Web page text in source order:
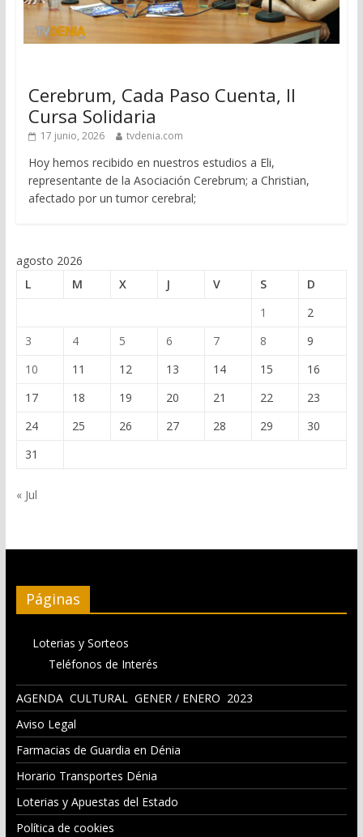
Cerebrum, Cada Paso Cuenta, II
Cursa Solidaria
17 junio, 2026 tvdenia.com
Hoy hemos recibido en nuestros estudios a Eli,
representante de la Asociación Cerebrum; a Christian,
afectado por un tumor cerebral;
agosto 2026
L
M X J V S
D
1
2
3
4 5 6 7 8
9
10
11 12 13 14 15
16
17
18 19 20 21 22
23
24
25 26 27 28 29
30
31
« Jul
Páginas
Loterias y Sorteos
Teléfonos de Interés
AGENDA CULTURAL GENER / ENERO 2023
Aviso Legal
Farmacias de Guardia en Dénia
Horario Transportes Dénia
Loterias y Apuestas del Estado
Política de cookies